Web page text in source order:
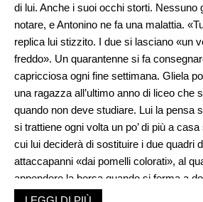
di lui. Anche i suoi occhi storti. Nessuno
notare, e Antonino ne fa una malattia.
replica lui stizzito. I due si lasciano «un
freddo». Un quarantenne si fa
capricciosa ogni fine settimana. Gliela
una ragazza all’ultimo anno di liceo che
quando non deve studiare. Lui la pensa
si trattiene ogni volta un po’ di più a
cui lui deciderà di sostituire i due quadri
attaccapanni «dai pomelli colorati», al
appendere la borsa quando si ferma a
Sono solo alcune delle situazioni di